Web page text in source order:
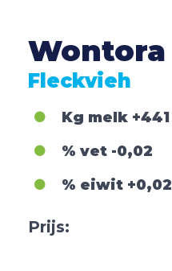
Wontora
Fleckvieh
Kg melk +441
% vet -0,02
% eiwit +0,02
Prijs: